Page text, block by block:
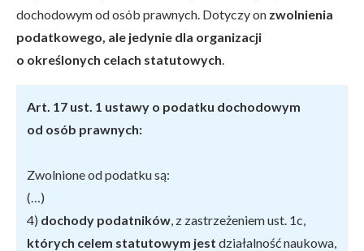
dochodowym od osób prawnych. Dotyczy on zwolnienia
podatkowego, ale jedynie dla organizacji
o określonych celach statutowych.
Art. 17 ust. 1 ustawy o podatku dochodowym
od osób prawnych:
Zwolnione od podatku są:
(…)
4) dochody podatników, z zastrzeżeniem ust. 1c,
których celem statutowym jest działalność naukowa,